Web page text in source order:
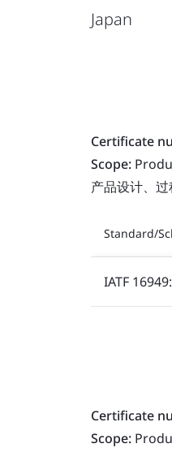
Japan
Certificate
Scope:
产品设计、过
Standard/
IATF
Certificate
Scope: